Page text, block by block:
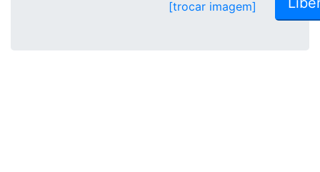
[trocar imagem]